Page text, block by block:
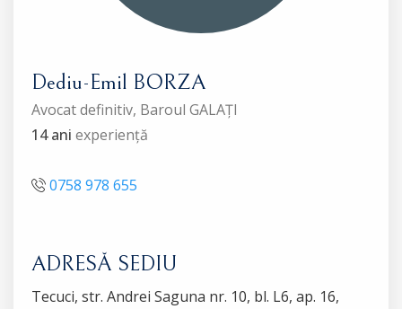
Dediu-Emil BORZA
Avocat definitiv, Baroul GALAȚI
14 ani experiență
0758 978 655
ADRESĂ SEDIU
Tecuci, str. Andrei Saguna nr. 10, bl. L6, ap. 16,